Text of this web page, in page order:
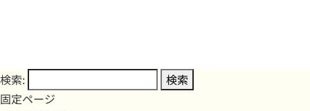
検索:
固定ページ